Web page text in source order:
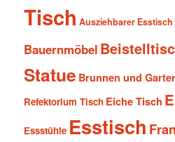
Tisch Ausziehbarer Esstisch
Bauernmöbel
Statue Brunnen und
Refektorium Tisch Eiche Tisch
Essstühle Esstisch